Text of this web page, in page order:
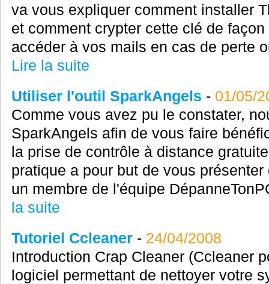
va vous expliquer comment installer
et comment crypter cette clé de
accéder à vos mails en cas de perte
Lire la suite
Utiliser l'outil SparkAngels - 01/05/
Comme vous avez pu le constater,
SparkAngels afin de vous faire
la prise de contrôle à distance
pratique a pour but de vous
un membre de l'équipe
la suite
Tutoriel Ccleaner- 24/04/2008
Introduction Crap Cleaner (Ccleaner
logiciel permettant de nettoyer votre